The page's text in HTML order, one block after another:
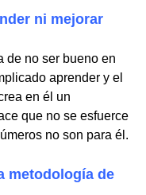
ni mejorar
de no ser bueno en
aprender y el
en él un
que no se esfuerce
no son para él.
metodología de